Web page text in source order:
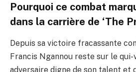
Pourquoi ce combat
dans la carrière de ‘The
Depuis sa victoire fracassante
Francis Ngannou reste sur le qui-
adversaire digne de son talent et